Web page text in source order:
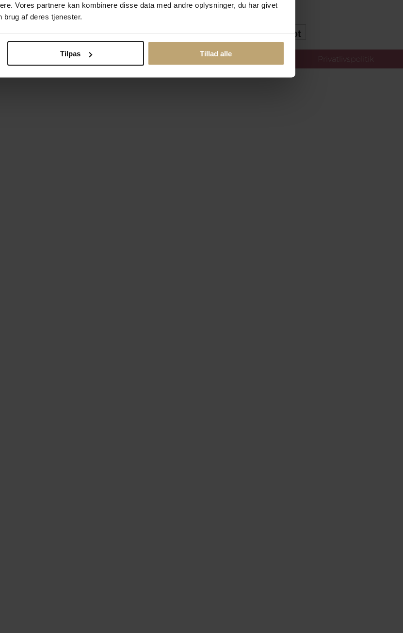
Vores partnere kan kombinere disse data med andre oplysninger, du har givet
brug af deres tjenester.
Tilpas Tillad alle
Sikker Og Tryg E-Handel
Ændr cookie-indstillinger Privatlivspolitik